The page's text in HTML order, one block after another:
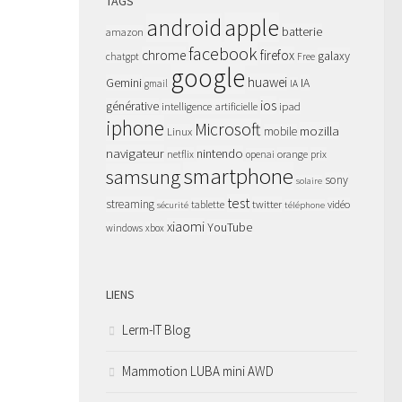
amazon androidapple batterie
chatgpt chromefacebookfirefox Free galaxy
Gemini gmail google huawei IA IA
générative intelligence artificielle ios ipad
iphone Linux Microsoft mobile mozilla
navigateur netflix nintendo openai orange prix
samsungsmartphone solaire sony
streaming sécurité tablette testtwitter téléphone vidéo
windows xbox xiaomiYouTube
LIENS
Lerm-IT Blog
Mammotion LUBA mini AWD